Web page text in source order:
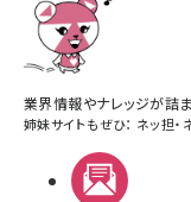
業界情報やナレッジが詰ま
姉妹サイトもぜひ： ネッ担・